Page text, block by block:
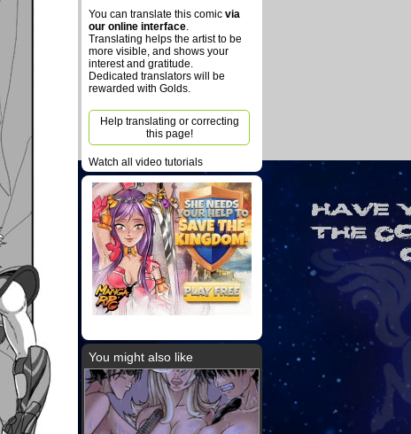
You can translate this comic via
our online interface.
Translating helps the artist to be
more visible, and shows your
interest and gratitude.
Dedicated translators will be
rewarded with Golds.
Help translating or correcting
this page!
Watch all video tutorials
You might also like